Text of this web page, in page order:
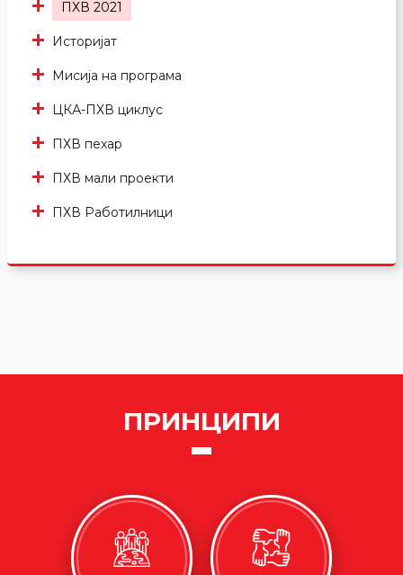
ПХВ 2021
Историјат
Мисија на програма
ЦКА-ПХВ циклус
ПХВ пехар
ПХВ мали проекти
ПХВ Работилници
ПРИНЦИПИ